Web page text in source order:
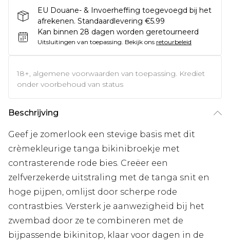
EU Douane- & Invoerheffing toegevoegd bij het
afrekenen. Standaardlevering €5.99
Kan binnen 28 dagen worden geretourneerd
Uitsluitingen van toepassing. Bekijk ons retourbeleid
18+, algemene voorwaarden van toepassing. Krediet
onder voorbehoud van status
Beschrijving
Geef je zomerlook een stevige basis met dit
crèmekleurige tanga bikinibroekje met
contrasterende rode bies. Creëer een
zelfverzekerde uitstraling met de tanga snit en
hoge pijpen, omlijst door scherpe rode
contrastbies. Versterk je aanwezigheid bij het
zwembad door ze te combineren met de
bijpassende bikinitop, klaar voor dagen in de